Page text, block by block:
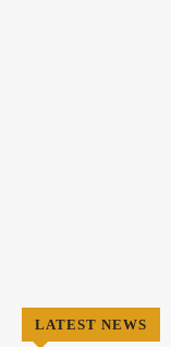
LATEST NEWS